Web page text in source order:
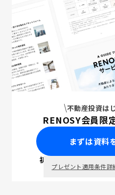
不動産投資は
RENOSY会員限
まずは資料
初回面談で
プレゼント適用条件詳